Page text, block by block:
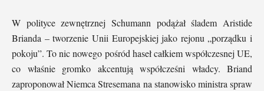
W polityce zewnętrznej Schumann podążał śladem Aristide
Brianda – tworzenie Unii Europejskiej jako rejonu „porządku i
pokoju”. To nic nowego pośród haseł całkiem współczesnej UE,
co właśnie gromko akcentują współcześni władcy. Briand
zaproponował Niemca Stresemana na stanowisko ministra spraw